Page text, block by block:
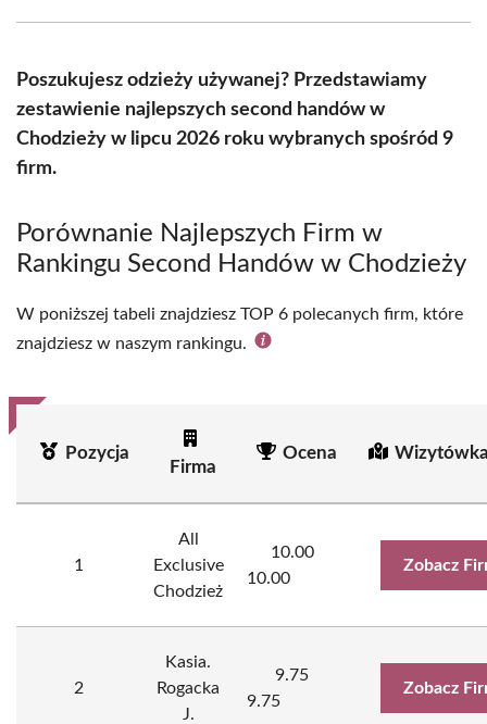
(Twitter)
Poszukujesz odzieży używanej? Przedstawiamy
zestawienie najlepszych second handów w
Chodzieży w lipcu 2026 roku wybranych spośród 9
firm.
Porównanie Najlepszych Firm w
Rankingu Second Handów w Chodzieży
W poniższej tabeli znajdziesz TOP 6 polecanych firm, które
znajdziesz w naszym rankingu.
Pozycja
Firma
Ocena
1
All
Exclusive
Chodzież
10.00
10.00
Zobacz
2
Kasia.
Rogacka
J.
9.75
9.75
Zobacz